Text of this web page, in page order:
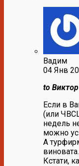
Вадим
04 Янв
to Виктор
Если в
(или
недель
можно
А
Кстати,